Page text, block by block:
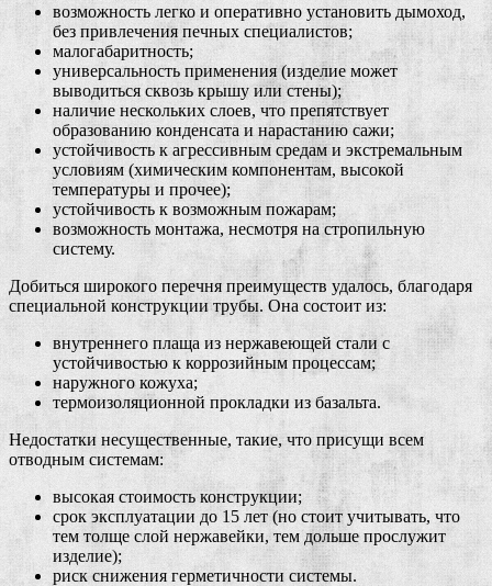
возможность легко и оперативно установить дымоход,
без привлечения печных специалистов;
малогабаритность;
универсальность применения (изделие может
выводиться сквозь крышу или стены);
наличие нескольких слоев, что препятствует
образованию конденсата и нарастанию сажи;
устойчивость к агрессивным средам и экстремальным
условиям (химическим компонентам, высокой
температуры и прочее);
устойчивость к возможным пожарам;
возможность монтажа, несмотря на стропильную
систему.
Добиться широкого перечня преимуществ удалось, благодаря
специальной конструкции трубы. Она состоит из:
внутреннего плаща из нержавеющей стали с
устойчивостью к коррозийным процессам;
наружного кожуха;
термоизоляционной прокладки из базальта.
Недостатки несущественные, такие, что присущи всем
отводным системам:
высокая стоимость конструкции;
срок эксплуатации до 15 лет (но стоит учитывать, что
тем толще слой нержавейки, тем дольше прослужит
изделие);
риск снижения герметичности системы.